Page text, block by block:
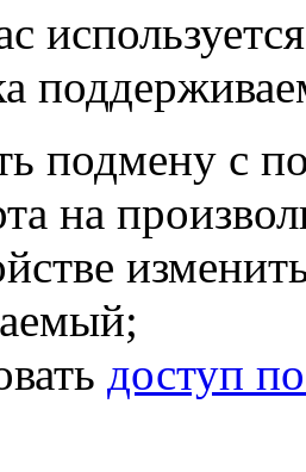
подмену с
на
доступ